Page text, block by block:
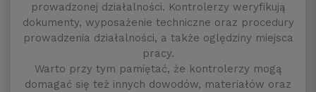
prowadzonej działalności. Kontrolerzy weryfikują
dokumenty, wyposażenie techniczne oraz procedury
prowadzenia działalności, a także oględziny miejsca
pracy.
Warto przy tym pamiętać, że kontrolerzy mogą
domagać się też innych dowodów, materiałów oraz